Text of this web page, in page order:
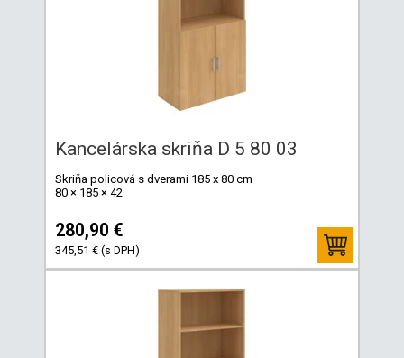
Kancelárska skriňa D 5 80 03
Skriňa policová s dverami 185 x 80 cm
80 × 185 × 42
280,90 €
345,51 € (s DPH)